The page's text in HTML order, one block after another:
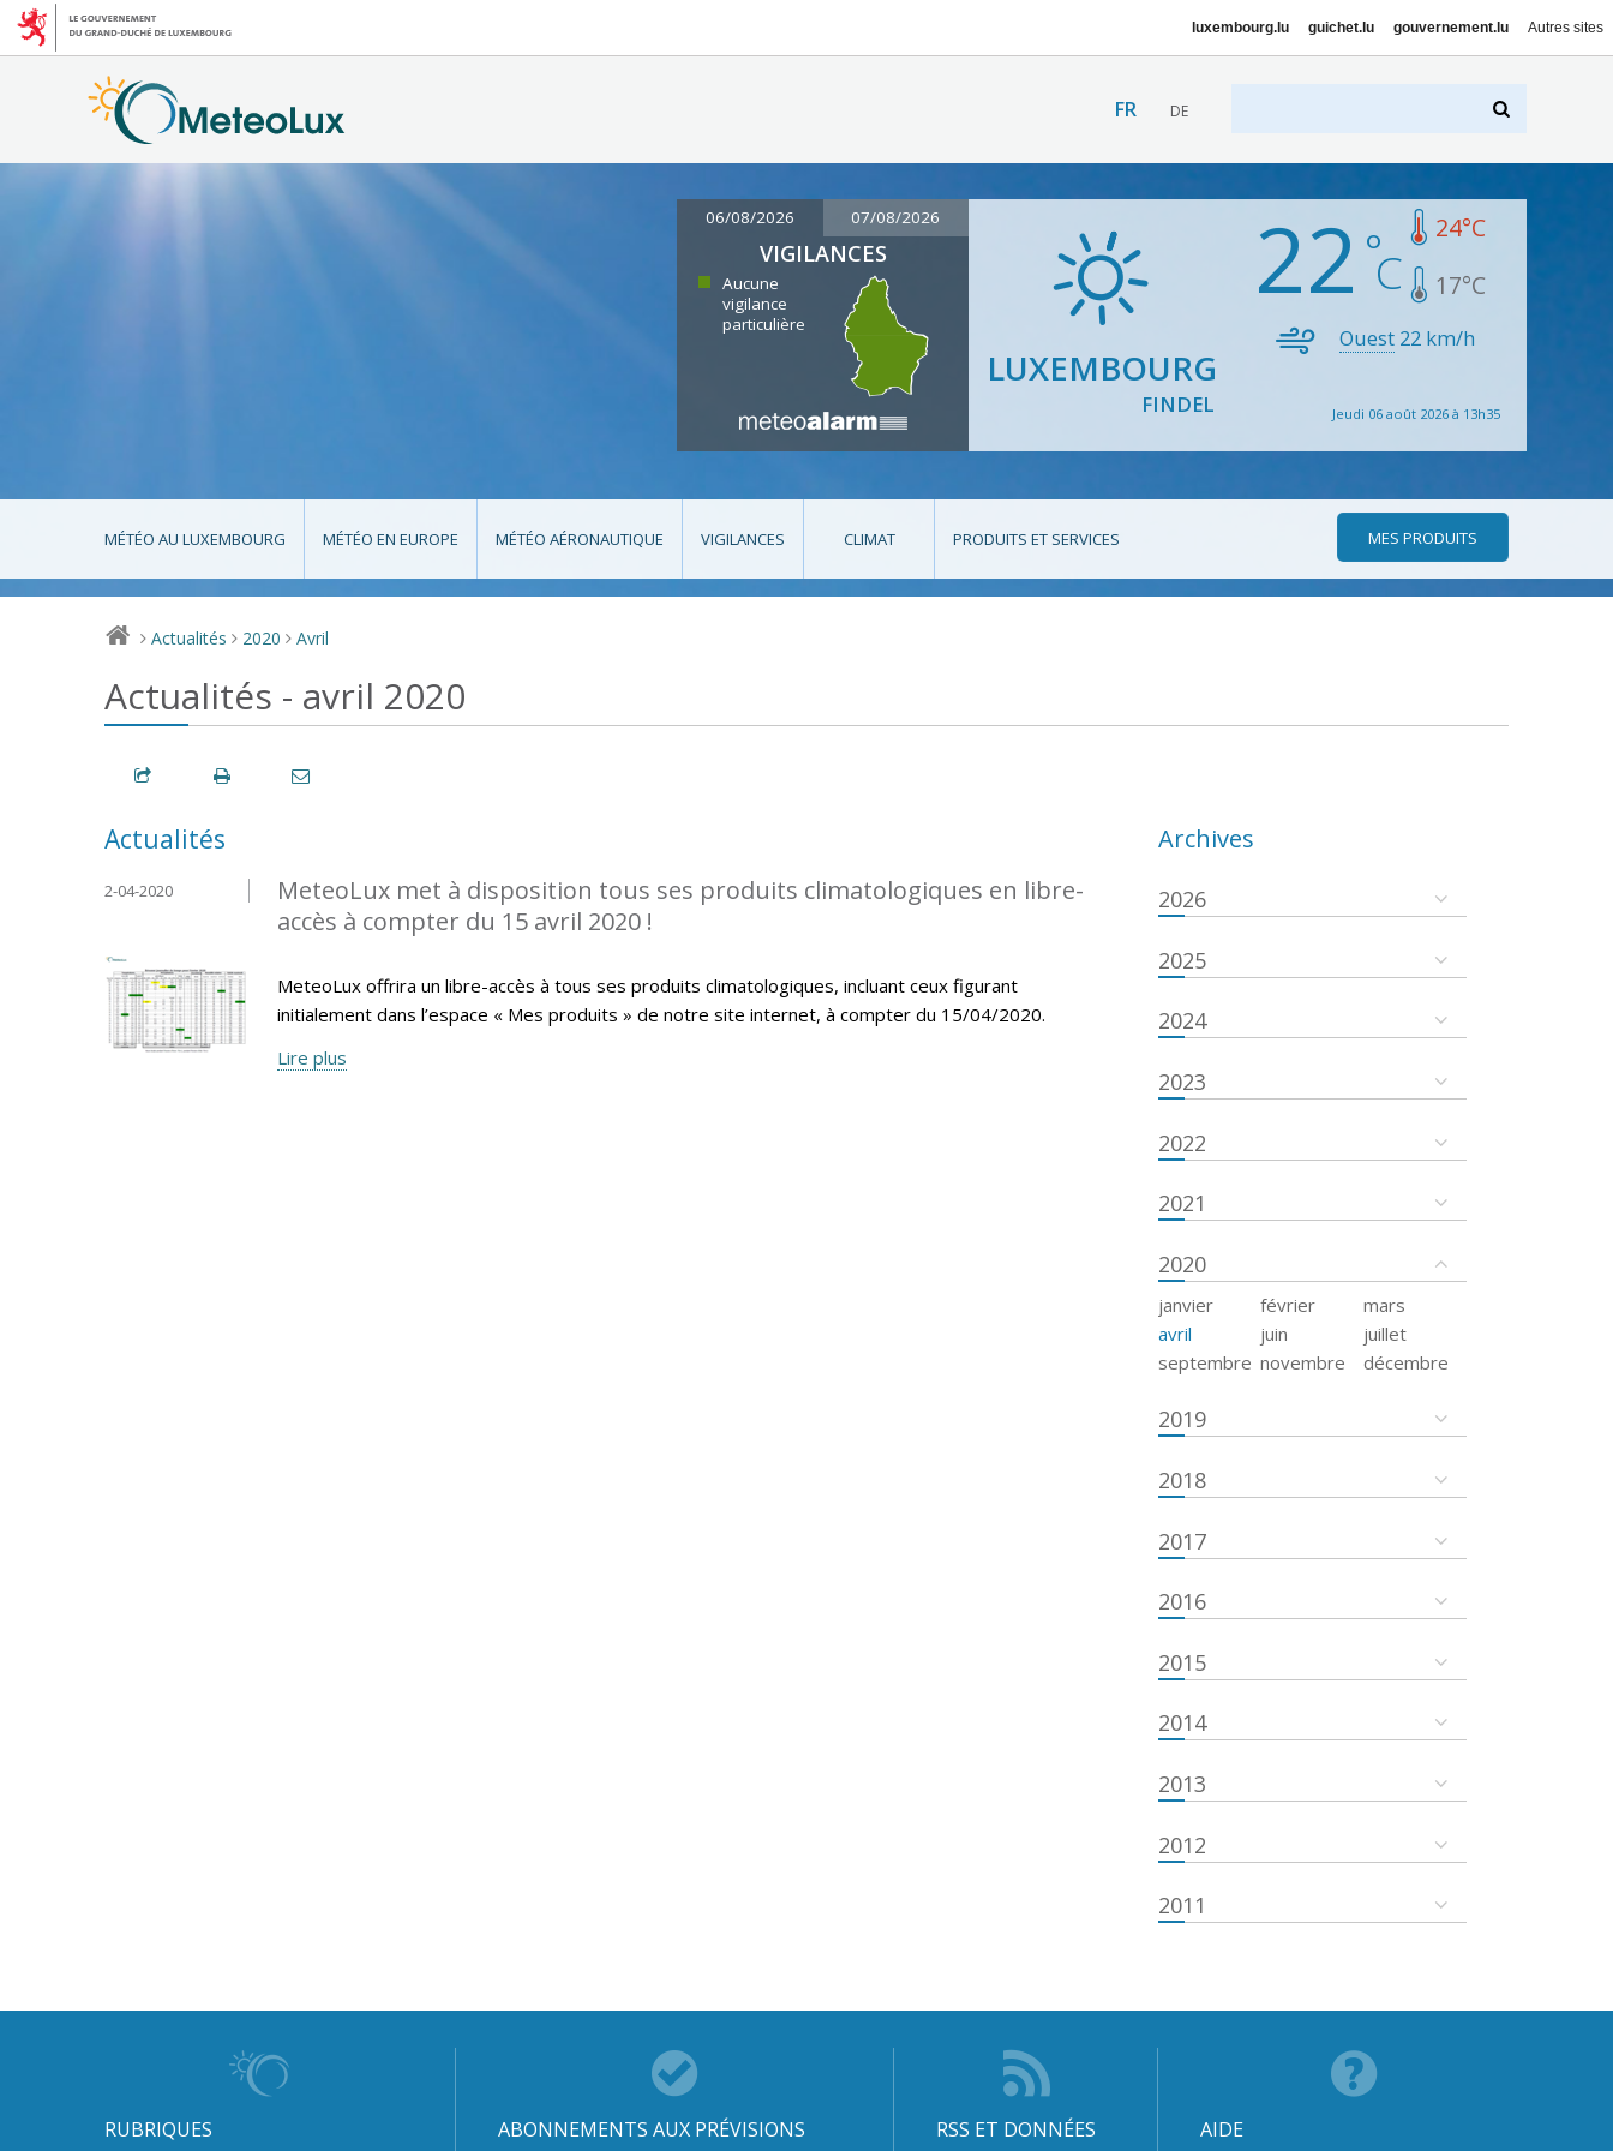
luxembourg.lu guichet.lu gouvernement.lu Autres sites
FR DE
06/08/2026 07/08/2026
VIGILANCES
Aucune
vigilance
particulière
LUXEMBOURG
FINDEL
22 24°C
17°C
Ouest 22 km/h
Jeudi 06 août 2026 à 13h35
MÉTÉO AU LUXEMBOURG MÉTÉO EN EUROPE MÉTÉO AÉRONAUTIQUE VIGILANCES CLIMAT PRODUITS ET SERVICES MES PRODUITS
> Actualités > 2020 > Avril
Actualités - avril 2020
Actualités
MeteoLux met à disposition tous ses produits climatologiques en libre-
accès à compter du 15 avril 2020 !
2-04-2020
MeteoLux offrira un libre-accès à tous ses produits climatologiques, incluant ceux figurant
initialement dans l’espace « Mes produits » de notre site internet, à compter du 15/04/2020.
Lire plus
Archives
2026
2025
2024
2023
2022
2021
2020
janvier février
mars
avril
juin
juillet
septembre novembre décembre
2019
2018
2017
2016
2015
2014
2013
2012
2011
RUBRIQUES ABONNEMENTS AUX PRÉVISIONS RSS ET DONNÉES AIDE